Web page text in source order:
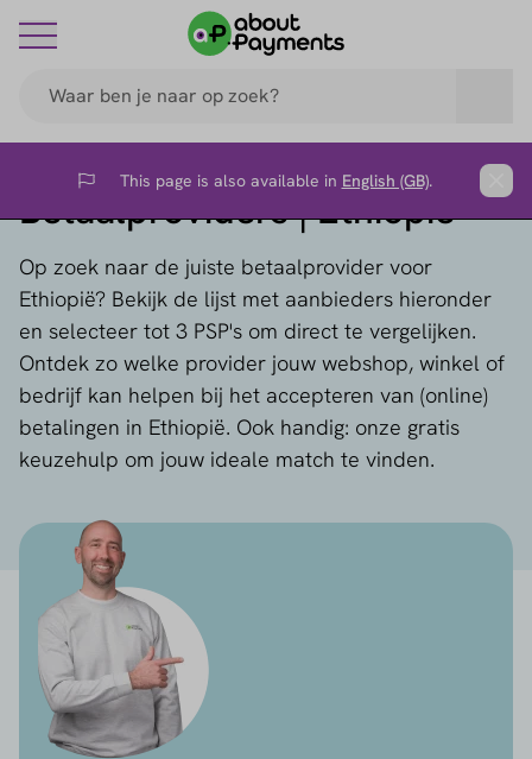
Flag This page is also available in English (GB).
Betaalproviders | Ethiopië
Op zoek naar de juiste betaalprovider voor
Ethiopië? Bekijk de lijst met aanbieders hieronder
en selecteer tot 3 PSP's om direct te vergelijken.
Ontdek zo welke provider jouw webshop, winkel of
bedrijf kan helpen bij het accepteren van (online)
betalingen in Ethiopië. Ook handig: onze gratis
keuzehulp om jouw ideale match te vinden.